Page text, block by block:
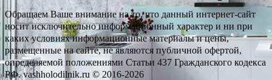
Обращаем Ваше внимание на то, что данный интернет-сайт
носит исключительно информационный характер и ни при
каких условиях информационные материалы и цены,
размещенные на сайте, не являются публичной офертой,
определяемой положениями Статьи 437 Гражданского кодекса
РФ. vashholodilnik.ru © 2016-2026